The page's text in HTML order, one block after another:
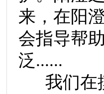
来，在阳
会指导帮
泛......
我们在